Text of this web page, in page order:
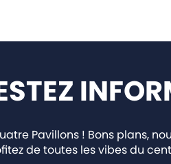
Pavillons ! Bons plans,
de toutes les vibes du